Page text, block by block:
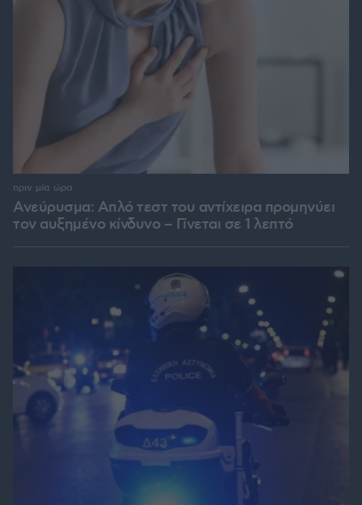
Ανεύρυσμα: Απλό τεστ του αντίχειρα προμηνύει
τον αυξημένο κίνδυνο – Γίνεται σε 1 λεπτό
πριν μία ώρα